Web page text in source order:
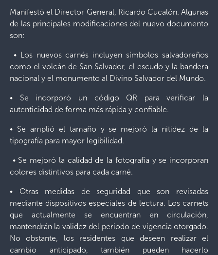
Manifestó el Director General, Ricardo Cucalón. Algunas
de las principales modificaciones del nuevo documento
son:
• Los nuevos carnés incluyen símbolos salvadoreños
como el volcán de San Salvador, el escudo y la bandera
nacional y el monumento al Divino Salvador del Mundo.
• Se incorporó un código QR para verificar la
autenticidad de forma más rápida y confiable.
• Se amplió el tamaño y se mejoró la nitidez de la
tipografía para mayor legibilidad.
• Se mejoró la calidad de la fotografía y se incorporan
colores distintivos para cada carné.
• Otras medidas de seguridad que son revisadas
mediante dispositivos especiales de lectura. Los carnets
que actualmente se encuentran en circulación,
mantendrán la validez del periodo de vigencia otorgado.
No obstante, los residentes que deseen realizar el
cambio anticipado, también pueden hacerlo